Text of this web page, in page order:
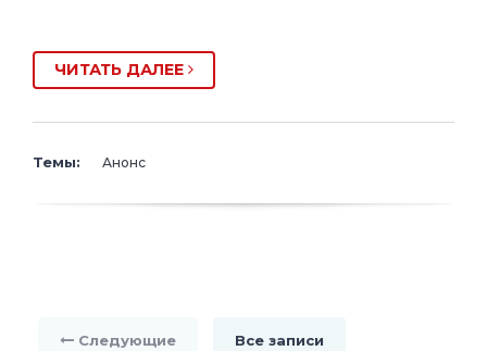
ЧИТАТЬ ДАЛЕЕ
Темы: Анонс
Следующие Все записи